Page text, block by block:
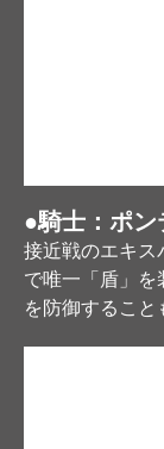
●騎士：ポン
接近戦のエキス
で唯一「盾」を
を防御すること